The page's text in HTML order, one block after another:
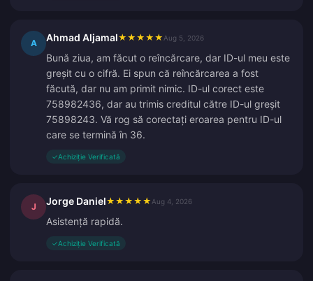
A Ahmad Aljamal★ ★ ★ ★ ★ Aug 5, 2026
Bună ziua, am făcut o reîncărcare, dar ID-ul meu este
greșit cu o cifră. Ei spun că reîncărcarea a fost
făcută, dar nu am primit nimic. ID-ul corect este
758982436, dar au trimis creditul către ID-ul greșit
75898243. Vă rog să corectați eroarea pentru ID-ul
care se termină în 36.
✓Achiziție Verificată
J Jorge Daniel★ ★ ★ ★ ★ Aug 4, 2026
Asistență rapidă.
✓Achiziție Verificată